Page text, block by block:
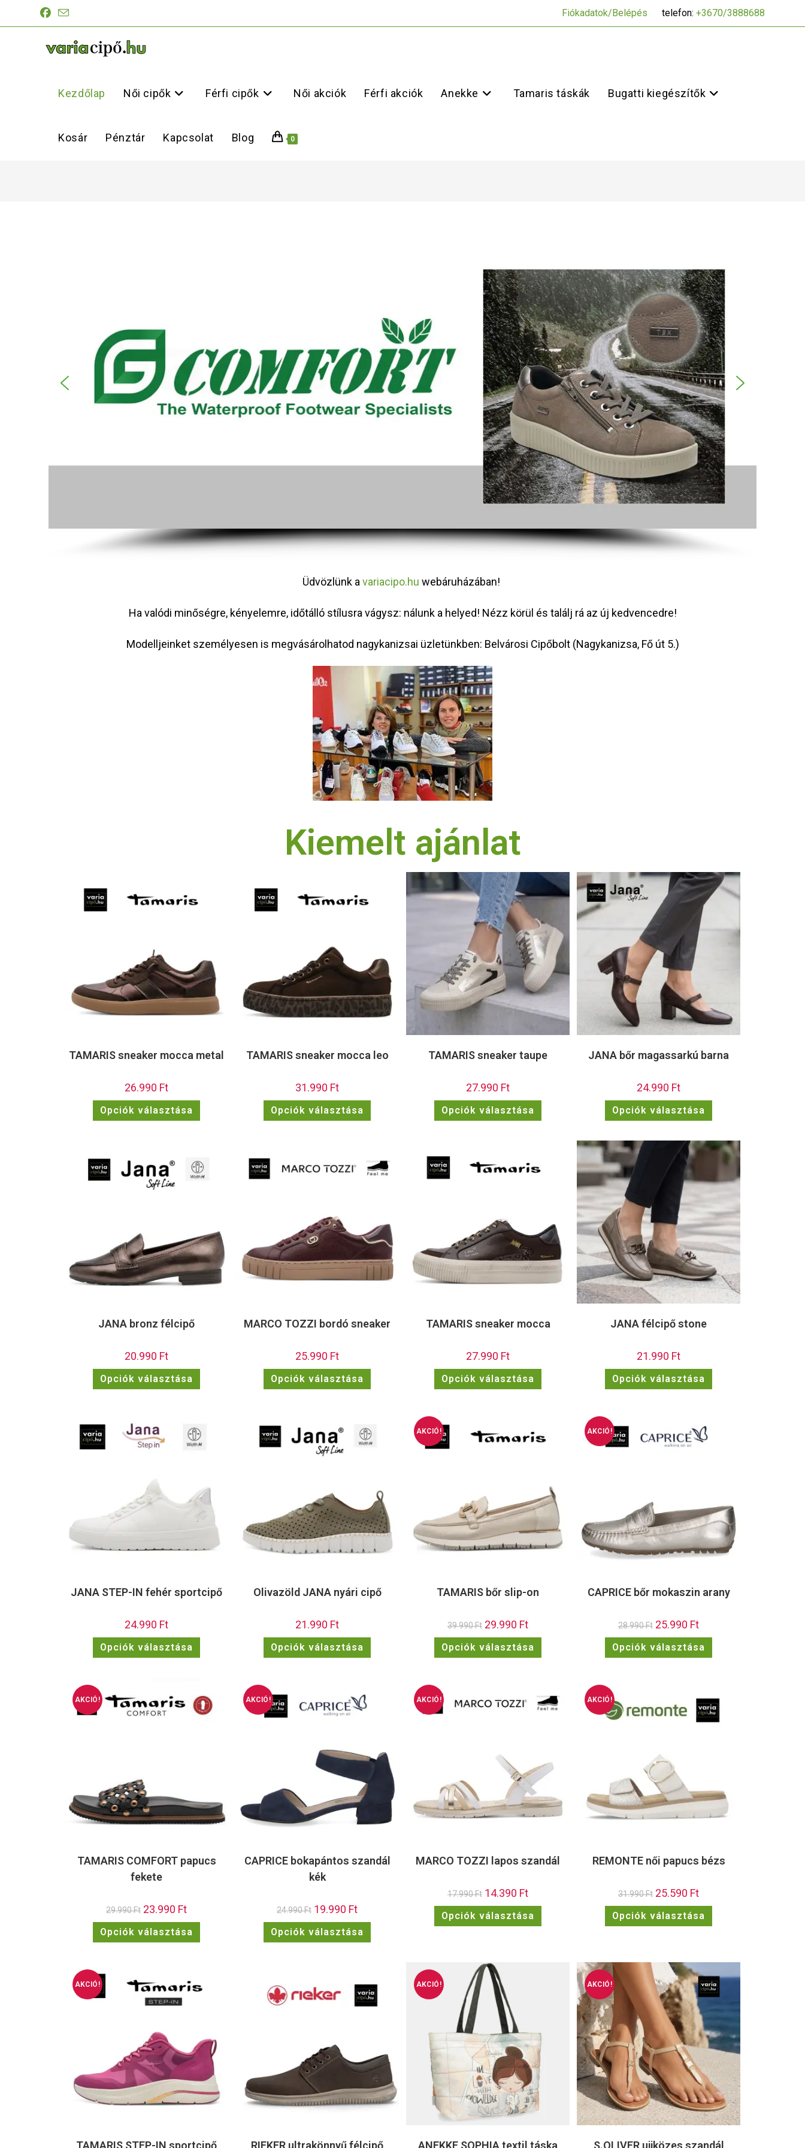
Fiókadatok/Belépés telefon: +3670/3888688
Kezdőlap Női cipők Férfi cipők Női akciók Férfi akciók Anekke Tamaris táskák Bugatti kiegészítők
Kosár Pénztár Kapcsolat Blog 0
Üdvözlünk a variacipo.hu webáruházában!
Ha valódi minőségre, kényelemre, időtálló stílusra vágysz: nálunk a helyed! Nézz körül és találj rá az új kedvencedre!
Modelljeinket személyesen is megvásárolhatod nagykanizsai üzletünkben: Belvárosi Cipőbolt (Nagykanizsa, Fő út 5.)
Kiemelt ajánlat
TAMARIS sneaker mocca metal
26.990 Ft
Opciók választása
TAMARIS sneaker mocca leo
31.990 Ft
Opciók választása
TAMARIS sneaker taupe
27.990 Ft
Opciók választása
JANA bőr magassarkú barna
24.990 Ft
Opciók választása
JANA bronz félcipő
20.990 Ft
Opciók választása
MARCO TOZZI bordó sneaker
25.990 Ft
Opciók választása
TAMARIS sneaker mocca
27.990 Ft
Opciók választása
JANA félcipő stone
21.990 Ft
Opciók választása
JANA STEP-IN fehér sportcipő
24.990 Ft
Opciók választása
Olivazöld JANA nyári cipő
21.990 Ft
Opciók választása
AKCIÓ!
TAMARIS bőr slip-on
39.990Ft 29.990 Ft
Opciók választása
AKCIÓ!
CAPRICE bőr mokaszin arany
28.990Ft 25.990 Ft
Opciók választása
AKCIÓ!
TAMARIS COMFORT papucs
fekete
29.990Ft 23.990 Ft
Opciók választása
AKCIÓ!
CAPRICE bokapántos szandál
kék
24.990Ft 19.990 Ft
Opciók választása
AKCIÓ!
MARCO TOZZI lapos szandál
17.990Ft 14.390 Ft
Opciók választása
AKCIÓ!
REMONTE női papucs bézs
31.990Ft 25.590 Ft
Opciók választása
AKCIÓ! AKCIÓ! AKCIÓ!